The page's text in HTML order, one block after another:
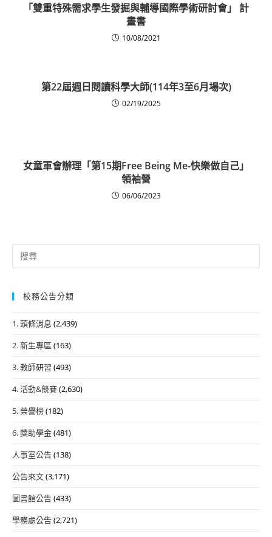
「雙重特殊需求學生發掘與輔導國際學術研討會」 計
畫書
10/08/2021
第22屆週日閱讀科學大師(114年3至6月場次)
02/19/2025
女童軍會辦理「第15期Free Being Me-快樂做自己」
領袖營
06/06/2023
Search
for:
校務公告分類
1. 頭條消息 (2,439)
2. 新生專區 (163)
3. 教師研習 (493)
4. 活動&競賽(2,630)
5. 榮譽榜(182)
6. 獎助學金(481)
人事室公告(138)
公告來文(3,171)
圖書館公告(433)
學務處公告(2,721)